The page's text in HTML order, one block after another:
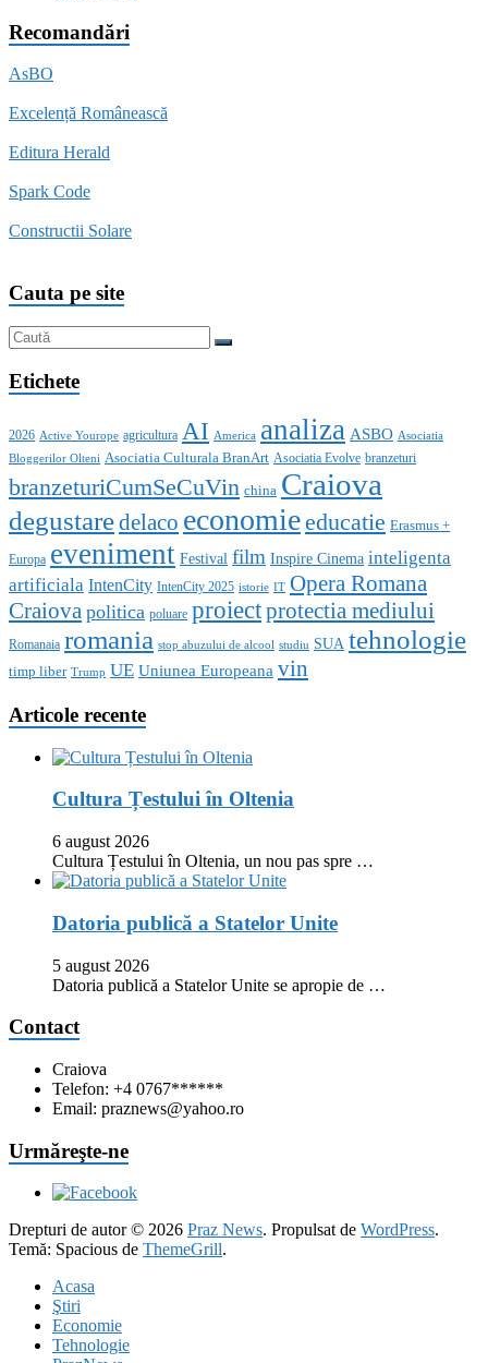
Recomandări
AsBO
Excelență Românească
Editura Herald
Spark Code
Constructii Solare
Cauta pe site
Etichete
2026 Active Yourope agricultura AI America analiza ASBO Asociatia
Bloggerilor Olteni Asociatia Culturala BranArt Asociatia Evolve branzeturi
branzeturiCumSeCuVin china Craiova
degustaredelaco economieeducatie Erasmus +
Europa eveniment Festival film Inspire Cinema inteligenta
artificiala IntenCity IntenCity 2025 istorie IT Opera Romana
Craiova politica poluare proiectprotectia mediului
Romanaia romania stop abuzului de alcool studiu SUA tehnologie
timp liber Trump UE Uniunea Europeana vin
Articole recente
Cultura Țestului în Oltenia
6 august 2026
Cultura Țestului în Oltenia, un nou pas spre …
Datoria publică a Statelor Unite
5 august 2026
Datoria publică a Statelor Unite se apropie de …
Contact
Craiova
Telefon: +4 0767******
Email: praznews@yahoo.ro
Urmăreşte-ne
Drepturi de autor © 2026 Praz News. Propulsat de WordPress.
Temă: Spacious de ThemeGrill.
Acasa
Ştiri
Economie
Tehnologie